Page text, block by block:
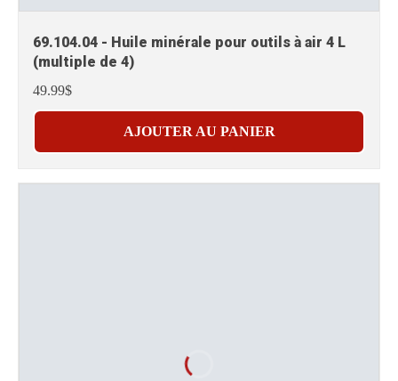
69.104.04 - Huile minérale pour outils à air 4 L
(multiple de 4)
49.99$
AJOUTER AU PANIER